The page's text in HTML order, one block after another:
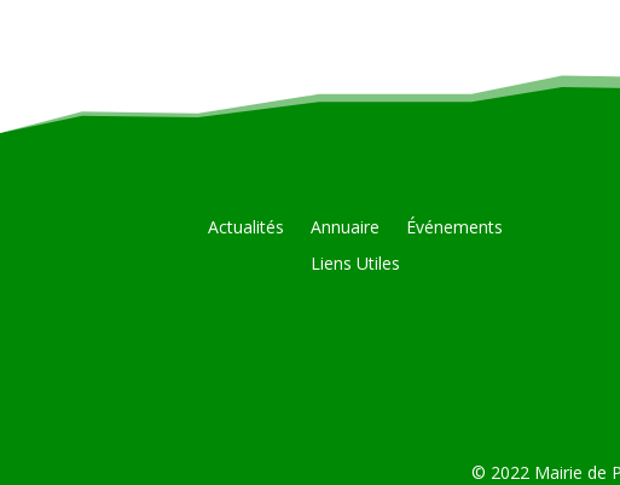
Actualités Annuaire
Événements
Liens Utiles
© 2022 Mairie de